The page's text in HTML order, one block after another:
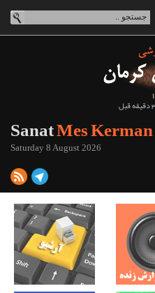
SanatMes Kerman
Saturday 8 August 2026